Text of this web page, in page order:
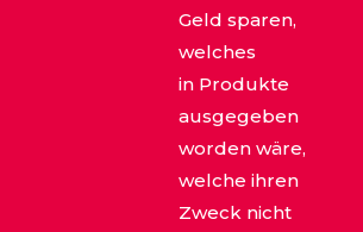
Geld sparen,
welches
in Produkte
ausgegeben
worden wäre,
welche ihren
Zweck nicht